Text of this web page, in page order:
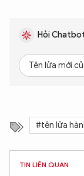
Hỏi
Tên lửa mới
#tên lửa
TIN LIÊN QUAN